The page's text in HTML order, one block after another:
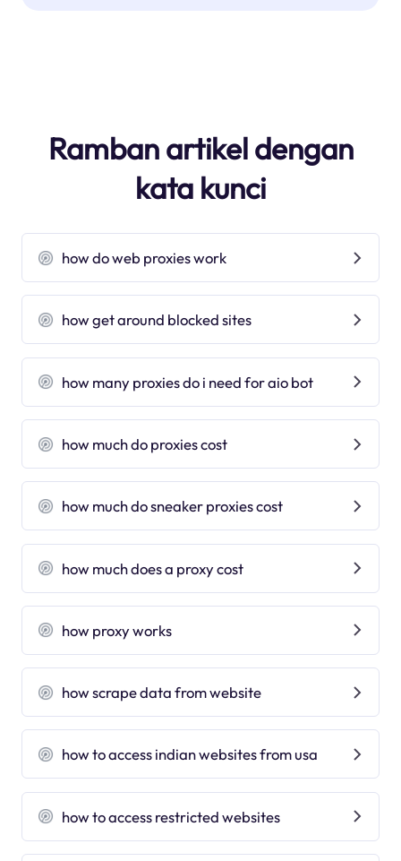
Ramban artikel dengan
kata kunci
how do web proxies work
how get around blocked sites
how many proxies do i need for aio bot
how much do proxies cost
how much do sneaker proxies cost
how much does a proxy cost
how proxy works
how scrape data from website
how to access indian websites from usa
how to access restricted websites